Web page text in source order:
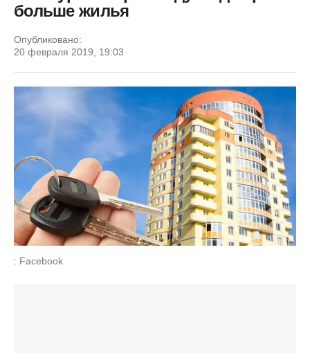
больше жилья
Опубликовано:
20 февраля 2019, 19:03
: Facebook